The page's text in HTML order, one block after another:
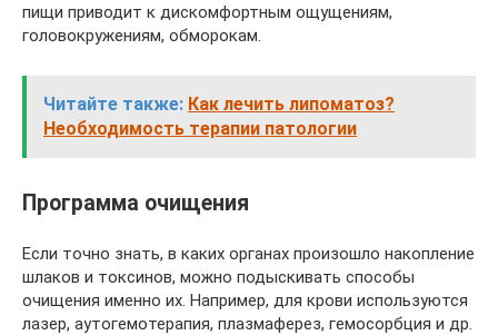
пищи приводит к дискомфортным ощущениям,
головокружениям, обморокам.
Читайте также: Как лечить липоматоз?
Необходимость терапии патологии
Программа очищения
Если точно знать, в каких органах произошло накопление
шлаков и токсинов, можно подыскивать способы
очищения именно их. Например, для крови используются
лазер, аутогемотерапия, плазмаферез, гемосорбция и др.